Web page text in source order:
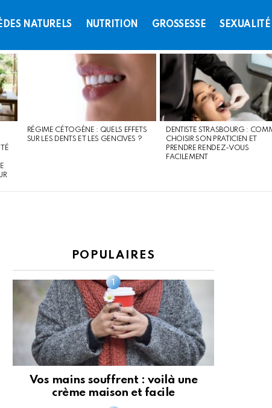
NATURELS NUTRITION GROSSESSE SEXUALITÉ
RÉGIME CÉTOGÈNE : QUELS EFFETS
SUR LES DENTS ET LES GENCIVES ?
DENTISTE STRASBOURG :
CHOISIR SON PRATICIEN ET
PRENDRE RENDEZ-VOUS
FACILEMENT
POPULAIRES
Vos mains souffrent : voilà une
crème maison et facile